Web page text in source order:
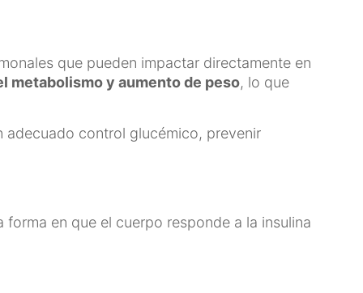
que pueden impactar directamente en
metabolismo y aumento de peso, lo que
adecuado control glucémico, prevenir
forma en que el cuerpo responde a la insulina